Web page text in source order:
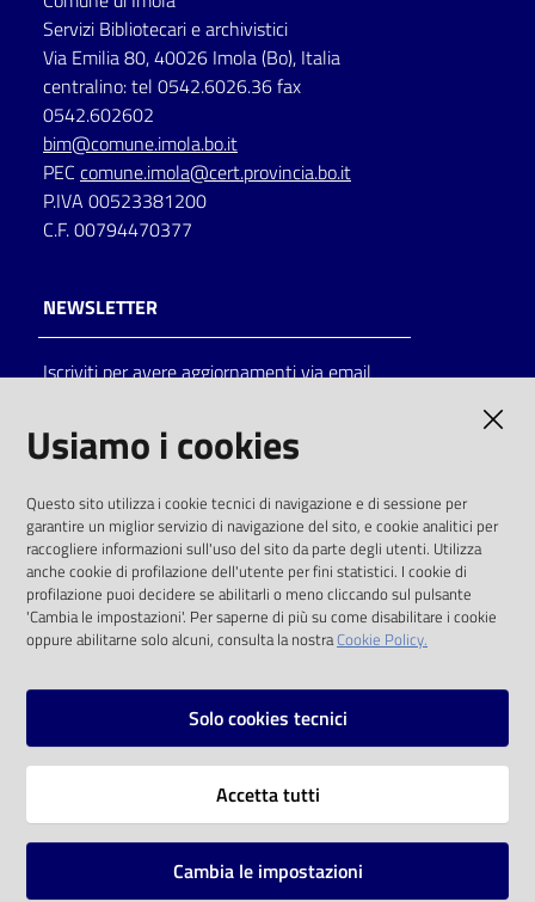
Seguici
su
on line
Eventi
Chiedi al
bibliotecario
Avvisi
Servizi Bibliotecari e archivistici
Via Emilia 80, 40026 Imola (Bo), Italia
centralino: tel 0542.6026.36 fax
0542.602602
bim@comune.imola.bo.it
PEC comune.imola@cert.provincia.bo.it
P.IVA 00523381200
C.F. 00794470377
NEWSLETTER
Iscriviti per avere aggiornamenti via email
solo alle condizioni previste dalla direttiva
comunitaria 2003/98/CE e dal d.lgs. 36/2006
SOCIAL
Instagram
Vai alla pagina
Usiamo i cookies
Questo sito utilizza i cookie tecnici di navigazione e di sessione per
garantire un miglior servizio di navigazione del sito, e cookie analitici per
raccogliere informazioni sull'uso del sito da parte degli utenti. Utilizza
anche cookie di profilazione dell'utente per fini statistici. I cookie di
profilazione puoi decidere se abilitarli o meno cliccando sul pulsante
'Cambia le impostazioni'. Per saperne di più su come disabilitare i cookie
oppure abilitarne solo alcuni, consulta la nostraCookie Policy.
Solo cookies tecnici
Accetta tutti
Cambia le impostazioni